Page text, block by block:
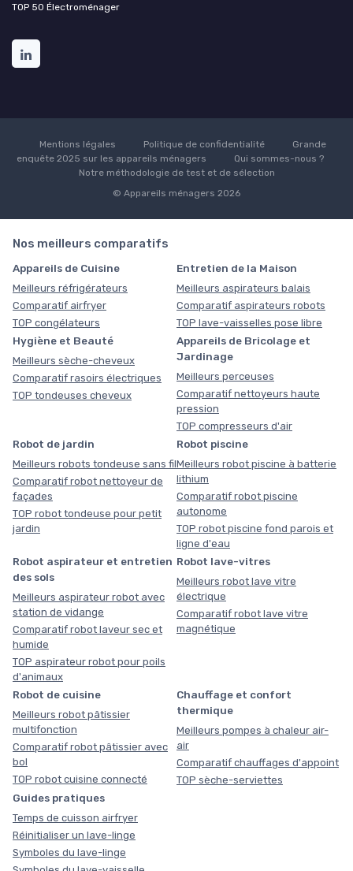
TOP 50 Électroménager
Mentions légales Politique de confidentialité
Grande
enquête 2025 sur les appareils ménagers
Qui sommes-nous ?
Notre méthodologie de test et de sélection
© Appareils ménagers 2026
Nos meilleurs comparatifs
Appareils de Cuisine
Meilleurs réfrigérateurs
Comparatif airfryer
TOP congélateurs
Entretien de la Maison
Meilleurs aspirateurs balais
Comparatif aspirateurs robots
TOP lave-vaisselles pose libre
Hygiène et Beauté
Meilleurs sèche-cheveux
Comparatif rasoirs électriques
TOP tondeuses cheveux
Appareils de Bricolage et
Jardinage
Meilleurs perceuses
Comparatif nettoyeurs haute
pression
TOP compresseurs d'air
Robot de jardin
Meilleurs robots tondeuse sans fil
Comparatif robot nettoyeur de
façades
TOP robot tondeuse pour petit
jardin
Robot piscine
Meilleurs robot piscine à batterie
lithium
Comparatif robot piscine
autonome
TOP robot piscine fond parois et
ligne d'eau
Robot aspirateur et entretien
des sols
Meilleurs aspirateur robot avec
station de vidange
Comparatif robot laveur sec et
humide
TOP aspirateur robot pour poils
d'animaux
Robot lave-vitres
Meilleurs robot lave vitre
électrique
Comparatif robot lave vitre
magnétique
Robot de cuisine
Meilleurs robot pâtissier
multifonction
Comparatif robot pâtissier avec
bol
TOP robot cuisine connecté
Chauffage et confort
thermique
Meilleurs pompes à chaleur air-
air
Comparatif chauffages d'appoint
TOP sèche-serviettes
Guides pratiques
Temps de cuisson airfryer
Réinitialiser un lave-linge
Symboles du lave-linge